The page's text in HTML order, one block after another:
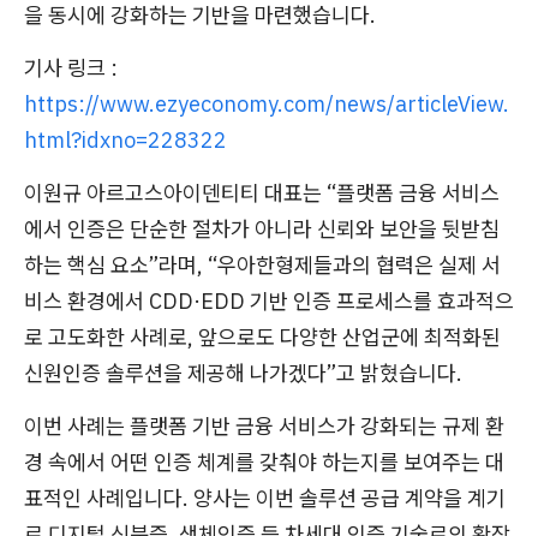
을 동시에 강화하는 기반을 마련했습니다.
기사 링크 :
https://www.ezyeconomy.com/news/articleView.
html?idxno=228322
이원규 아르고스아이덴티티 대표는 “플랫폼 금융 서비스
에서 인증은 단순한 절차가 아니라 신뢰와 보안을 뒷받침
하는 핵심 요소”라며, “우아한형제들과의 협력은 실제 서
비스 환경에서 CDD·EDD 기반 인증 프로세스를 효과적으
로 고도화한 사례로, 앞으로도 다양한 산업군에 최적화된
신원인증 솔루션을 제공해 나가겠다”고 밝혔습니다.
이번 사례는 플랫폼 기반 금융 서비스가 강화되는 규제 환
경 속에서 어떤 인증 체계를 갖춰야 하는지를 보여주는 대
표적인 사례입니다. 양사는 이번 솔루션 공급 계약을 계기